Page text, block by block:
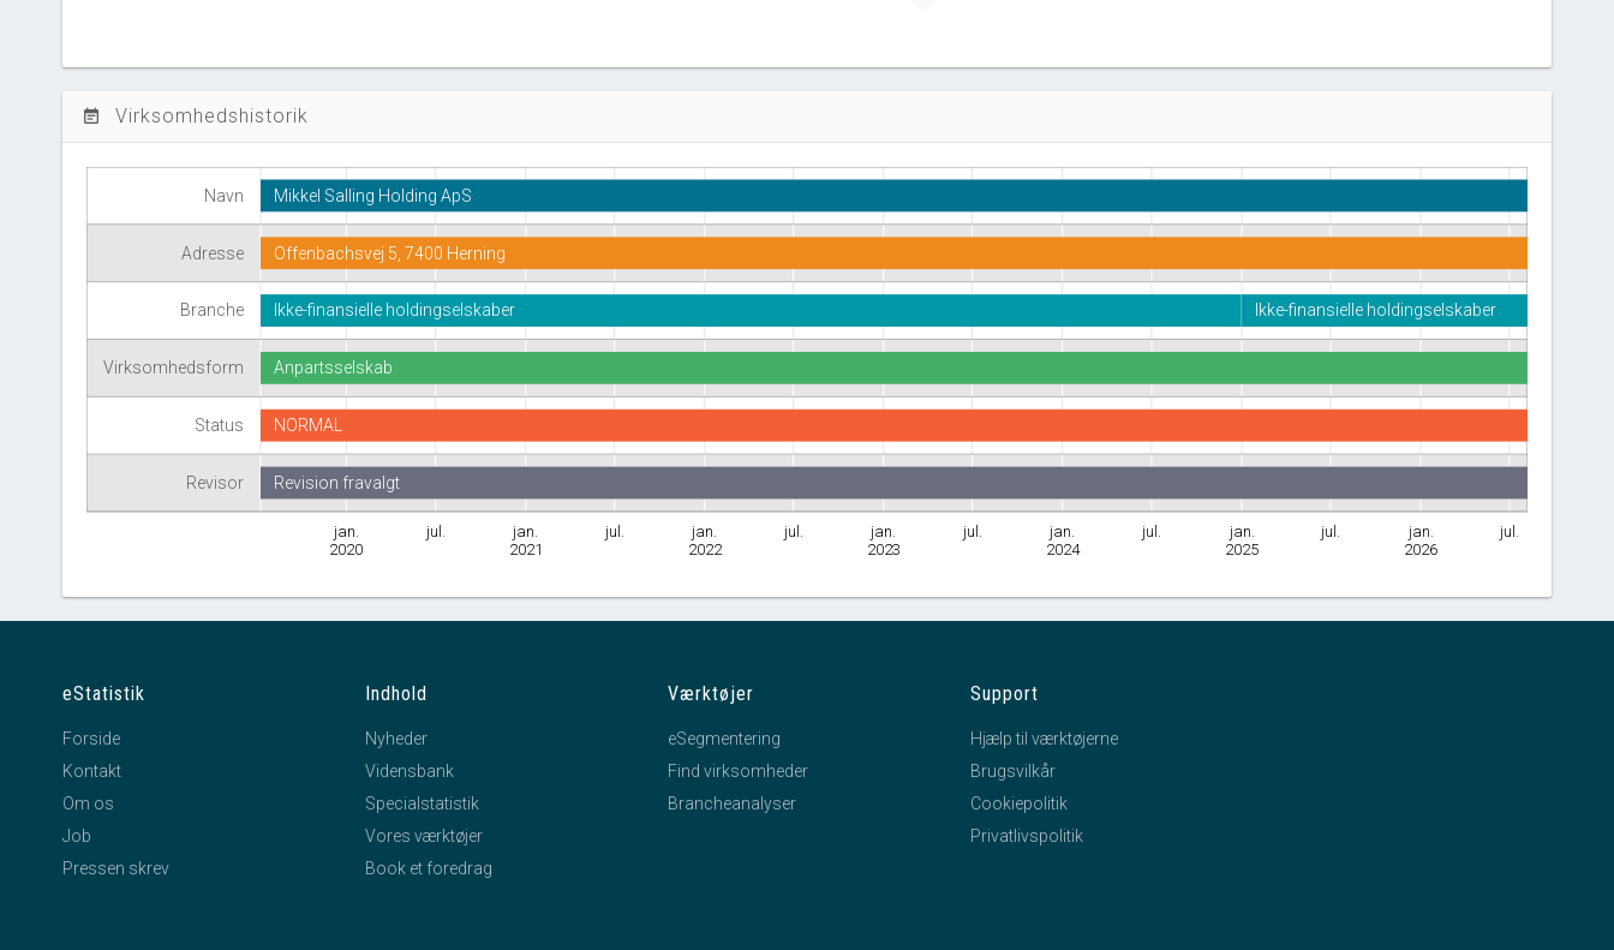
event_note Virksomhedshistorik
Navn
Adresse
Branche
Virksomhedsform
Status
Revisor
jan.
2020
jul.
jan.
2021
jul.
jan.
2022
jul.
jan.
2023
jul.
jan.
2024
jul.
jan.
2025
jul.
jan.
2026
jul.
Mikkel Salling Holding ApS
Offenbachsvej 5, 7400 Herning
Ikke-finansielle holdingselskaber Ikke-finansielle holdingselskaber
Anpartsselskab
NORMAL
Revision fravalgt
eStatistik
Forside
Kontakt
Om os
Job
Pressen skrev
Indhold
Nyheder
Vidensbank
Specialstatistik
Vores værktøjer
Book et foredrag
Værktøjer
eSegmentering
Find virksomheder
Brancheanalyser
Support
Hjælp til værktøjerne
Brugsvilkår
Cookiepolitik
Privatlivspolitik